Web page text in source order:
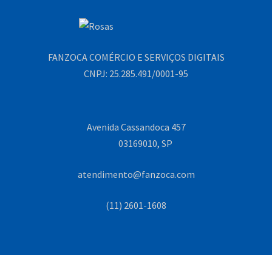
FANZOCA COMÉRCIO E SERVIÇOS DIGITAIS
CNPJ: 25.285.491/0001-95
Avenida Cassandoca 457
03169010, SP
atendimento@fanzoca.com
(11) 2601-1608